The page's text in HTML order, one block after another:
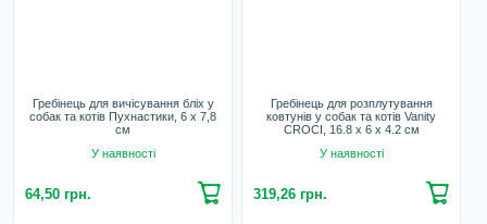
Гребінець для вичісування бліх у
собак та котів Пухнастики, 6 х 7,8
см
У наявності
64,50 грн.
Гребінець для розплутування
ковтунів у собак та котів Vanity
CROCI, 16.8 х 6 х 4.2 см
У наявності
319,26 грн.